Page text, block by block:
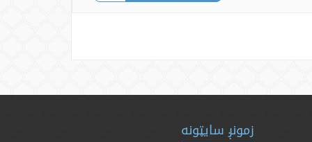
زمونږ سایټونه